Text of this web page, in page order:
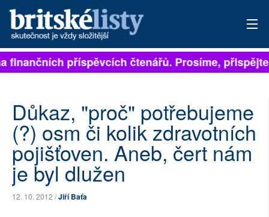
PŘIHLÁSIT
ARCHIV
ROZHOVORY
TÉMATA
NEJČTENĚJŠÍ ZA 7 DNÍ
příspěvcích čtenářů. Prosíme, přispějte.
Důkaz, "proč" potřebujeme
(?) osm či kolik zdravotních
pojišťoven. Aneb, čert nám
je byl dlužen
12. 10. 2012 /Jiří Baťa